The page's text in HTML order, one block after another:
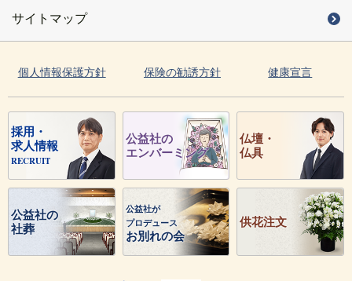
サイトマップ
個人情報保護方針 保険の勧誘方針 健康宣言
採用・
求人情報
RECRUIT
公益社の
エンバーミング
仏壇・
仏具
公益社の
社葬
公益社が
プロデュース
お別れの会
供花注文